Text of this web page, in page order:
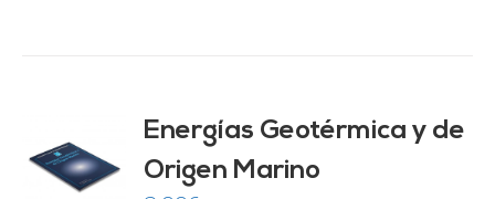
Energías Geotérmica y de
Origen Marino